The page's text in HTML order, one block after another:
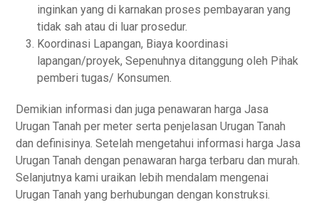
inginkan yang di karnakan proses pembayaran yang
tidak sah atau di luar prosedur.
Koordinasi Lapangan, Biaya koordinasi
lapangan/proyek, Sepenuhnya ditanggung oleh Pihak
pemberi tugas/ Konsumen.
Demikian informasi dan juga penawaran harga Jasa
Urugan Tanah per meter serta penjelasan Urugan Tanah
dan definisinya. Setelah mengetahui informasi harga Jasa
Urugan Tanah dengan penawaran harga terbaru dan murah.
Selanjutnya kami uraikan lebih mendalam mengenai
Urugan Tanah yang berhubungan dengan konstruksi.